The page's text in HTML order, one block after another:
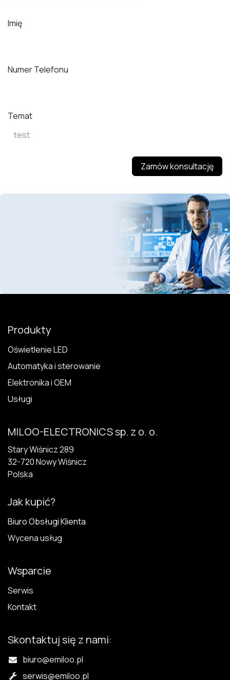
Imię
Numer Telefonu
Temat
Zamów konsultację
Produkty
Oświetlenie LED
Automatyka i sterowanie
Elektronika i OEM
Usługi
MILOO-ELECTRONICS sp. z o. o.
Stary Wiśnicz 289
32-720 N​owy Wiśnicz
Polska
Jak kupić?
Biuro Obsługi Klienta
Wycena usług
Wsparcie
Serwis
Kontakt
Skontaktuj się z nami:
biuro@emiloo.pl
serwis@emiloo.pl